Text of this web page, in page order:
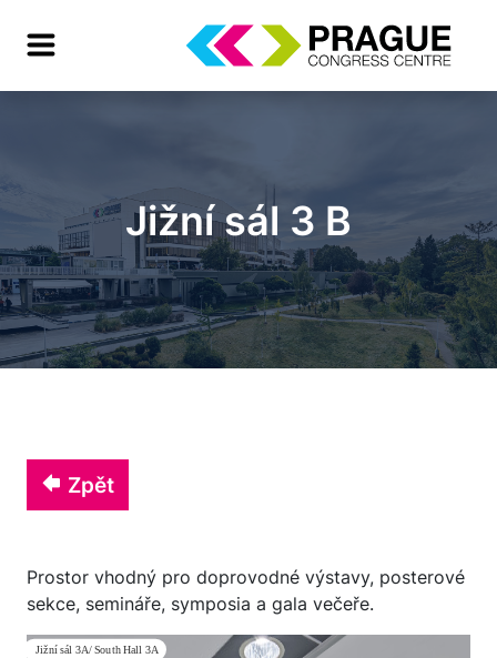
Jižní sál 3 B
Zpět
Prostor vhodný pro doprovodné výstavy, posterové
sekce, semináře, symposia a gala večeře.